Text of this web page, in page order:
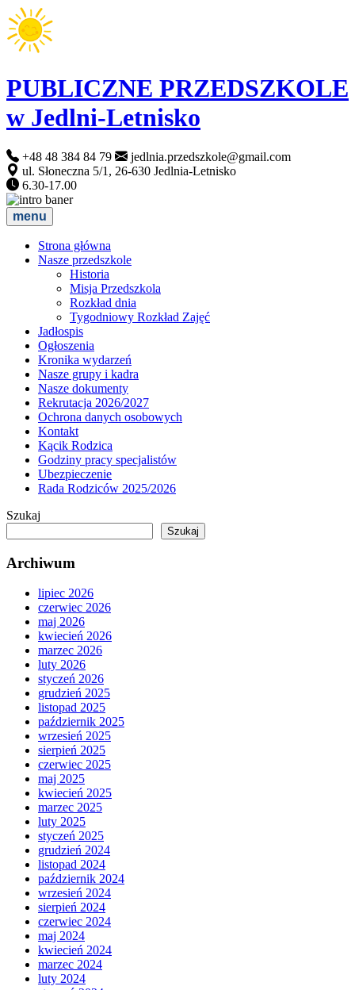
PUBLICZNE PRZEDSZKOLE
w Jedlni-Letnisko
+48 48 384 84 79
jedlnia.przedszkole@gmail.com
ul. Słoneczna 5/1, 26-630 Jedlnia-Letnisko
6.30-17.00
menu
Strona główna
Nasze przedszkole
Historia
Misja Przedszkola
Rozkład dnia
Tygodniowy Rozkład Zajęć
Jadłospis
Ogłoszenia
Kronika wydarzeń
Nasze grupy i kadra
Nasze dokumenty
Rekrutacja 2026/2027
Ochrona danych osobowych
Kontakt
Kącik Rodzica
Godziny pracy specjalistów
Ubezpieczenie
Rada Rodziców 2025/2026
Szukaj
Szukaj
Archiwum
lipiec 2026
czerwiec 2026
maj 2026
kwiecień 2026
marzec 2026
luty 2026
styczeń 2026
grudzień 2025
listopad 2025
październik 2025
wrzesień 2025
sierpień 2025
czerwiec 2025
maj 2025
kwiecień 2025
marzec 2025
luty 2025
styczeń 2025
grudzień 2024
listopad 2024
październik 2024
wrzesień 2024
sierpień 2024
czerwiec 2024
maj 2024
kwiecień 2024
marzec 2024
luty 2024